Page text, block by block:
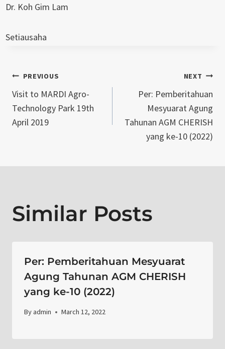
Dr. Koh Gim Lam
Setiausaha
Post
navigation
PREVIOUS
Visit to MARDI Agro-
Technology Park 19th
April 2019
NEXT
Per: Pemberitahuan
Mesyuarat Agung
Tahunan AGM CHERISH
yang ke-10 (2022)
Similar Posts
Per: Pemberitahuan Mesyuarat
Agung Tahunan AGM CHERISH
yang ke-10 (2022)
Byadmin March 12, 2022